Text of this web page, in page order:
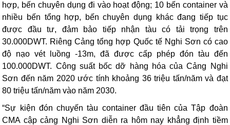
hợp, bến chuyên dụng đi vào hoạt động; 10 bến container và
nhiều bến tổng hợp, bến chuyên dụng khác đang tiếp tục
được đầu tư, đảm bảo tiếp nhận tàu có tải trọng trên
30.000DWT. Riêng Cảng tổng hợp Quốc tế Nghi Sơn có cao
độ nạo vét luồng -13m, đã được cấp phép đón tàu đến
100.000DWT. Công suất bốc dỡ hàng hóa của Cảng Nghi
Sơn đến năm 2020 ước tính khoảng 36 triệu tấn/năm và đạt
80 triệu tấn/năm vào năm 2030.
“Sự kiện đón chuyến tàu container đầu tiên của Tập đoàn
CMA cập cảng Nghi Sơn diễn ra hôm nay khẳng định tiềm